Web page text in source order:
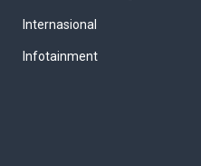
Internasional
Infotainment